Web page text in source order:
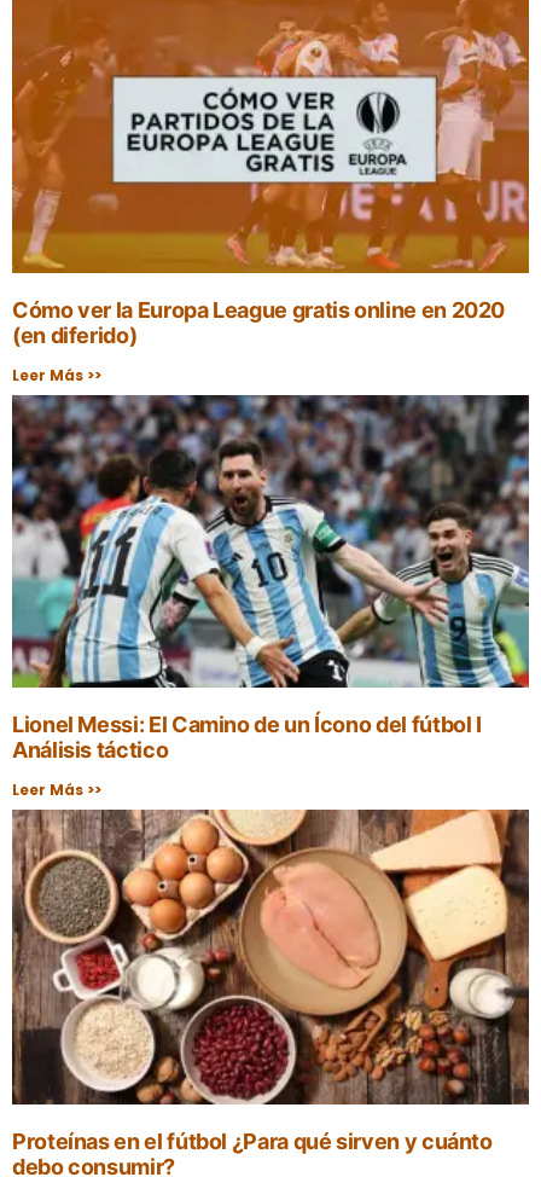
Cómo ver la Europa League gratis online en 2020
(en diferido)
Leer Más >>
Lionel Messi: El Camino de un Ícono del fútbol I
Análisis táctico
Leer Más >>
Proteínas en el fútbol ¿Para qué sirven y cuánto
debo consumir?